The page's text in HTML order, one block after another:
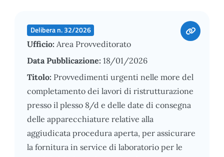
Delibera n. 32/2026
Ufficio: Area Provveditorato
Data Pubblicazione: 18/01/2026
Titolo: Provvedimenti urgenti nelle more del
completamento dei lavori di ristrutturazione
presso il plesso 8/d e delle date di consegna
delle apparecchiature relative alla
aggiudicata procedura aperta, per assicurare
la fornitura in service di laboratorio per le